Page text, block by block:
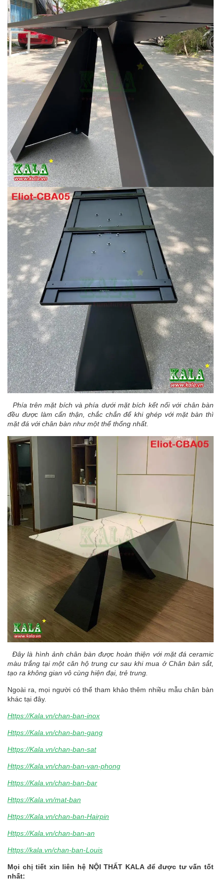
Phía trên mặt bích và phía dưới mặt bích kết nối với chân bàn
đều được làm cẩn thận, chắc chắn để khi ghép với mặt bàn thì
mặt đá với chân bàn như một thể thống nhất.
Đây là hình ảnh chân bàn được hoàn thiện với mặt đá ceramic
màu trắng tại một căn hộ trung cư sau khi mua ở Chân bàn sắt,
tạo ra không gian vô cùng hiện đại, trẻ trung.
Ngoài ra, mọi người có thể tham khảo thêm nhiều mẫu chân bàn
khác tại đây.
Https://Kala.vn/chan-ban-inox
Https://Kala.vn/chan-ban-gang
Https://Kala.vn/chan-ban-sat
Https://Kala.vn/chan-ban-van-phong
Https://Kala.vn/chan-ban-bar
Https://Kala.vn/mat-ban
Https://Kala.vn/chan-ban-Hairpin
Https://Kala.vn/chan-ban-an
Https://kala.vn/chan-ban-Louis
Mọi chị tiết xin liên hệ NỘI THẤT KALA để được tư vấn tốt
nhất: